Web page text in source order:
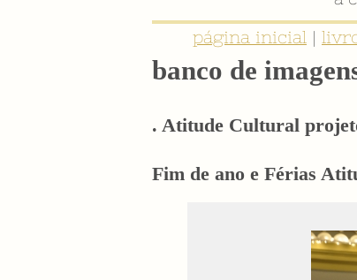
página inicial |
banco de
. Atitude Cultural
Fim de ano e Férias